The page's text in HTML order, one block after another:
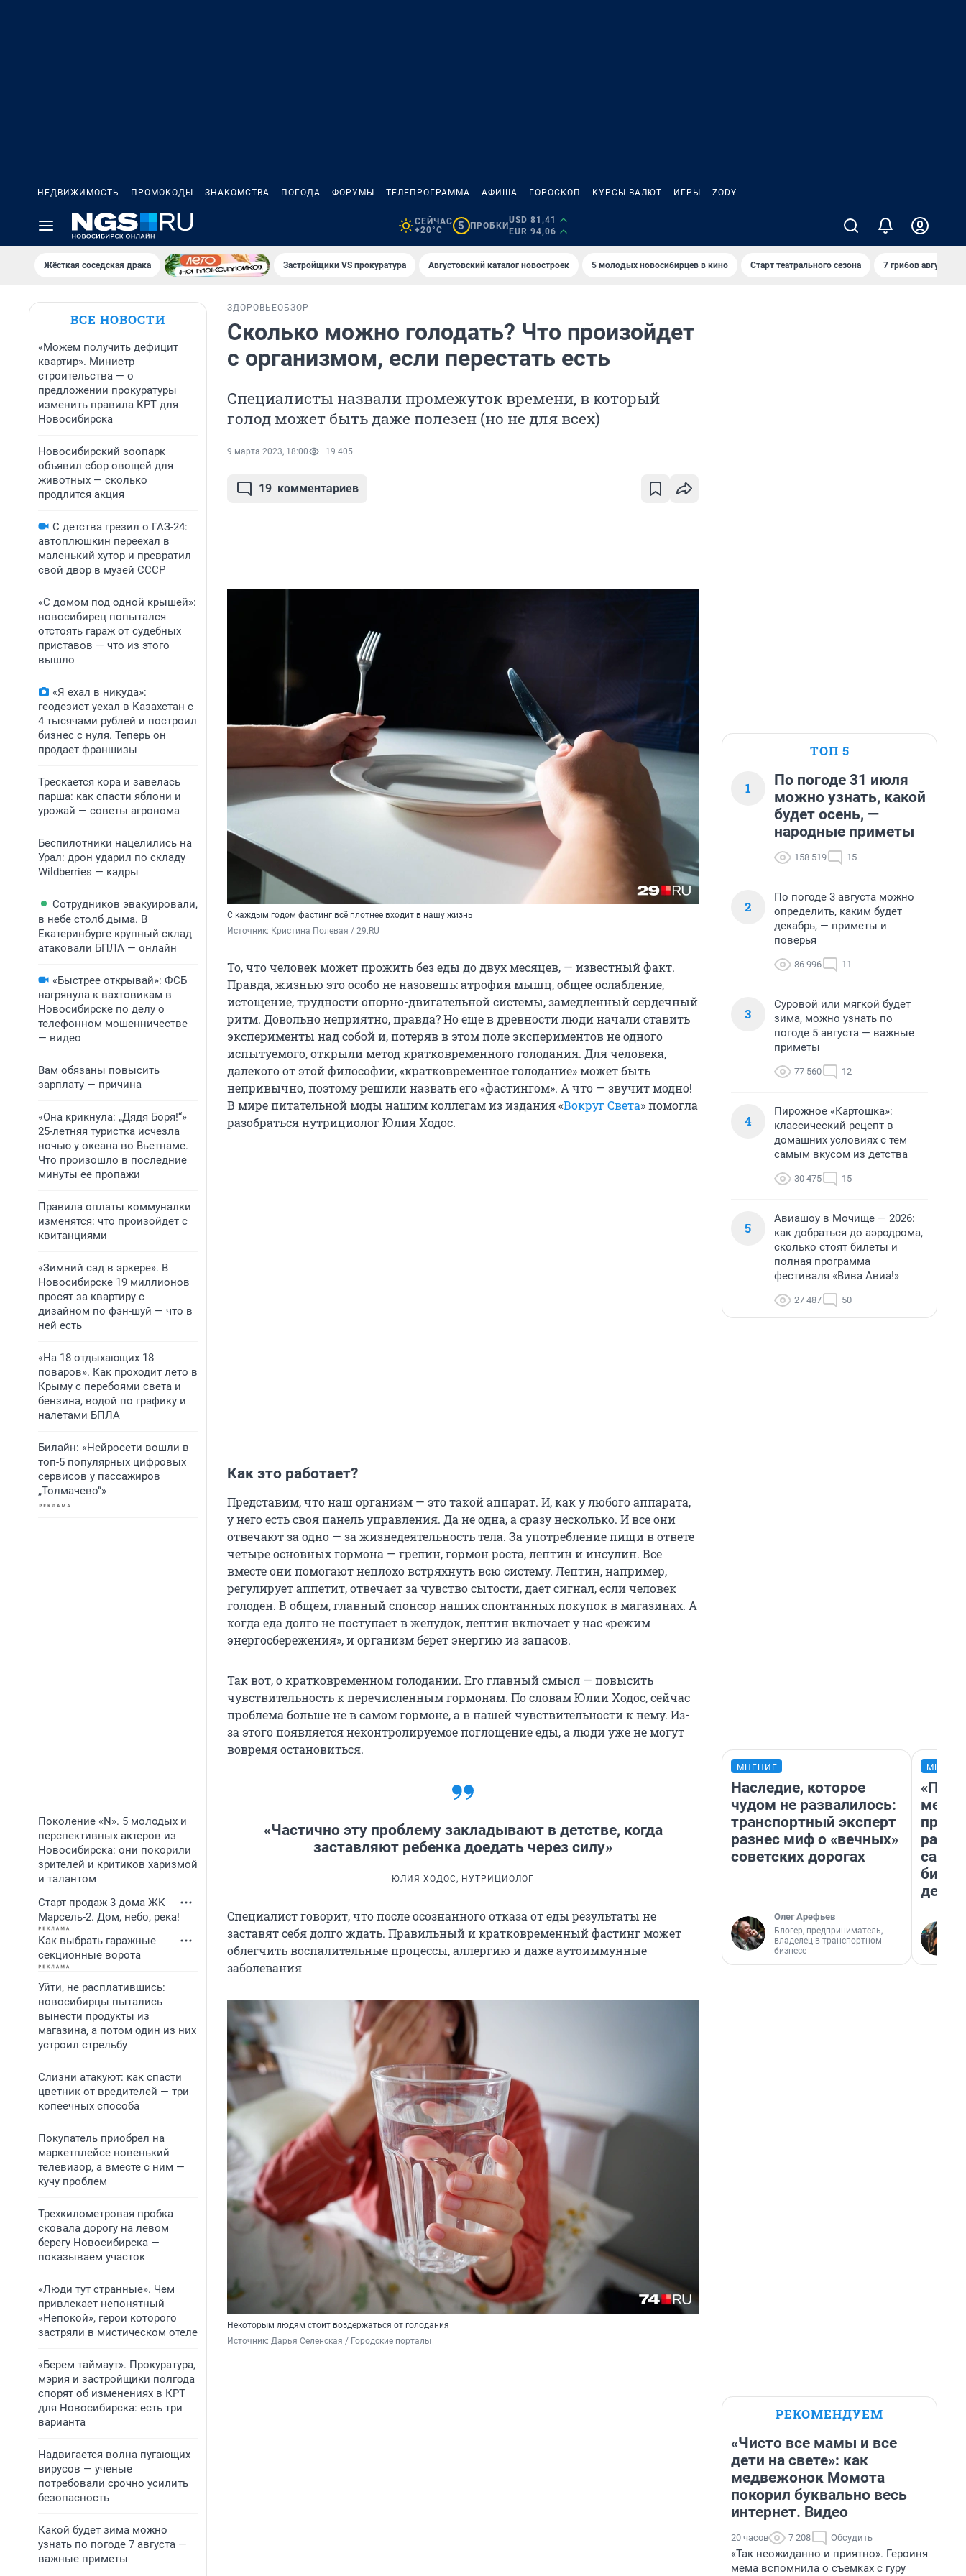
НЕДВИЖИМОСТЬ ПРОМОКОДЫ ЗНАКОМСТВА ПОГОДА ФОРУМЫ ТЕЛЕПРОГРАММА АФИША ГОРОСКОП КУРСЫ ВАЛЮТ ИГРЫ ZODY
СЕЙЧАС
+20°C
5 ПРОБКИ
USD 81,41
EUR 94,06
Жёсткая соседская драка Застройщики VS прокуратура Августовский каталог новостроек 5 молодых новосибирцев в кино Старт театрального сезона 7 грибов августа
ВСЕ НОВОСТИ
«Можем получить дефицит
квартир». Министр
строительства — о
предложении прокуратуры
изменить правила КРТ для
Новосибирска
Новосибирский зоопарк
объявил сбор овощей для
животных — сколько
продлится акция
С детства грезил о ГАЗ-24:
автоплюшкин переехал в
маленький хутор и превратил
свой двор в музей СССР
«С домом под одной крышей»:
новосибирец попытался
отстоять гараж от судебных
приставов — что из этого
вышло
«Я ехал в никуда»:
геодезист уехал в Казахстан с
4 тысячами рублей и построил
бизнес с нуля. Теперь он
продает франшизы
Трескается кора и завелась
парша: как спасти яблони и
урожай — советы агронома
Беспилотники нацелились на
Урал: дрон ударил по складу
Wildberries — кадры
Сотрудников эвакуировали,
в небе столб дыма. В
Екатеринбурге крупный склад
атаковали БПЛА — онлайн
«Быстрее открывай»: ФСБ
нагрянула к вахтовикам в
Новосибирске по делу о
телефонном мошенничестве
— видео
Вам обязаны повысить
зарплату — причина
«Она крикнула: „Дядя Боря!“»
25-летняя туристка исчезла
ночью у океана во Вьетнаме.
Что произошло в последние
минуты ее пропажи
Правила оплаты коммуналки
изменятся: что произойдет с
квитанциями
«Зимний сад в эркере». В
Новосибирске 19 миллионов
просят за квартиру с
дизайном по фэн-шуй — что в
ней есть
«На 18 отдыхающих 18
поваров». Как проходит лето в
Крыму с перебоями света и
бензина, водой по графику и
налетами БПЛА
Билайн: «Нейросети вошли в
топ-5 популярных цифровых
сервисов у пассажиров
„Толмачево“»
Поколение «N». 5 молодых и
перспективных актеров из
Новосибирска: они покорили
зрителей и критиков харизмой
и талантом
Старт продаж 3 дома ЖК
Марсель-2. Дом, небо, река!
Как выбрать гаражные
секционные ворота
Уйти, не расплатившись:
новосибирцы пытались
вынести продукты из
магазина, а потом один из них
устроил стрельбу
Слизни атакуют: как спасти
цветник от вредителей — три
копеечных способа
Покупатель приобрел на
маркетплейсе новенький
телевизор, а вместе с ним —
кучу проблем
Трехкилометровая пробка
сковала дорогу на левом
берегу Новосибирска —
показываем участок
«Люди тут странные». Чем
привлекает непонятный
«Непокой», герои которого
застряли в мистическом отеле
«Берем таймаут». Прокуратура,
мэрия и застройщики полгода
спорят об изменениях в КРТ
для Новосибирска: есть три
варианта
Надвигается волна пугающих
вирусов — ученые
потребовали срочно усилить
безопасность
Какой будет зима можно
узнать по погоде 7 августа —
важные приметы
ЗДОРОВЬЕОБЗОР
Сколько можно голодать? Что произойдет
с организмом, если перестать есть
Специалисты назвали промежуток времени, в который
голод может быть даже полезен (но не для всех)
9 марта 2023, 18:00 19 405
19 комментариев
С каждым годом фастинг всё плотнее входит в нашу жизнь
Источник: Кристина Полевая / 29.RU
То, что человек может прожить без еды до двух месяцев, — известный факт.
Правда, жизнью это особо не назовешь: атрофия мышц, общее ослабление,
истощение, трудности опорно-двигательной системы, замедленный сердечный
ритм. Довольно неприятно, правда? Но еще в древности люди начали ставить
эксперименты над собой и, потеряв в этом поле экспериментов не одного
испытуемого, открыли метод кратковременного голодания. Для человека,
далекого от этой философии, «кратковременное голодание» может быть
непривычно, поэтому решили назвать его «фастингом». А что — звучит модно!
В мире питательной моды нашим коллегам из издания «Вокруг Света» помогла
разобраться нутрициолог Юлия Ходос.
Как это работает?
Представим, что наш организм — это такой аппарат. И, как у любого аппарата,
у него есть своя панель управления. Да не одна, а сразу несколько. И все они
отвечают за одно — за жизнедеятельность тела. За употребление пищи в ответе
четыре основных гормона — грелин, гормон роста, лептин и инсулин. Все
вместе они помогают неплохо встряхнуть всю систему. Лептин, например,
регулирует аппетит, отвечает за чувство сытости, дает сигнал, если человек
голоден. В общем, главный спонсор наших спонтанных покупок в магазинах. А
когда еда долго не поступает в желудок, лептин включает у нас «режим
энергосбережения», и организм берет энергию из запасов.
Так вот, о кратковременном голодании. Его главный смысл — повысить
чувствительность к перечисленным гормонам. По словам Юлии Ходос, сейчас
проблема больше не в самом гормоне, а в нашей чувствительности к нему. Из-
за этого появляется неконтролируемое поглощение еды, а люди уже не могут
вовремя остановиться.
«Частично эту проблему закладывают в детстве, когда
заставляют ребенка доедать через силу»
ЮЛИЯ ХОДОС, НУТРИЦИОЛОГ
Специалист говорит, что после осознанного отказа от еды результаты не
заставят себя долго ждать. Правильный и кратковременный фастинг может
облегчить воспалительные процессы, аллергию и даже аутоиммунные
заболевания
Некоторым людям стоит воздержаться от голодания
Источник: Дарья Селенская / Городские порталы
ТОП 5
1
По погоде 31 июля
можно узнать, какой
будет осень, —
народные приметы
158 519 15
2
По погоде 3 августа можно
определить, каким будет
декабрь, — приметы и
поверья
86 996 11
3
Суровой или мягкой будет
зима, можно узнать по
погоде 5 августа — важные
приметы
77 560 12
4
Пирожное «Картошка»:
классический рецепт в
домашних условиях с тем
самым вкусом из детства
30 475 15
5
Авиашоу в Мочище — 2026:
как добраться до аэродрома,
сколько стоят билеты и
полная программа
фестиваля «Вива Авиа!»
27 487 50
МНЕНИЕ
Наследие, которое
чудом не развалилось:
транспортный эксперт
разнес миф о «вечных»
советских дорогах
Олег Арефьев
Блогер, предприниматель,
владелец в транспортном
бизнесе
РЕКОМЕНДУЕМ
«Чисто все мамы и все
дети на свете»: как
медвежонок Момота
покорил буквально весь
интернет. Видео
20 часов 7 208 Обсудить
«Так неожиданно и приятно». Героиня
мема вспомнила о съемках с гуру